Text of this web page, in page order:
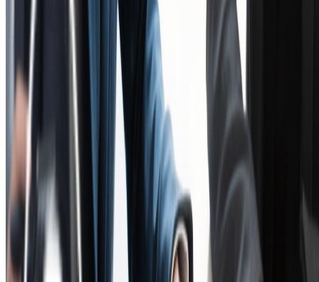
無料診断
LINE相談